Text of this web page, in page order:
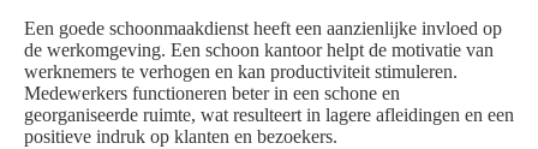
Een goede schoonmaakdienst heeft een aanzienlijke invloed op
de werkomgeving. Een schoon kantoor helpt de motivatie van
werknemers te verhogen en kan productiviteit stimuleren.
Medewerkers functioneren beter in een schone en
georganiseerde ruimte, wat resulteert in lagere afleidingen en een
positieve indruk op klanten en bezoekers.